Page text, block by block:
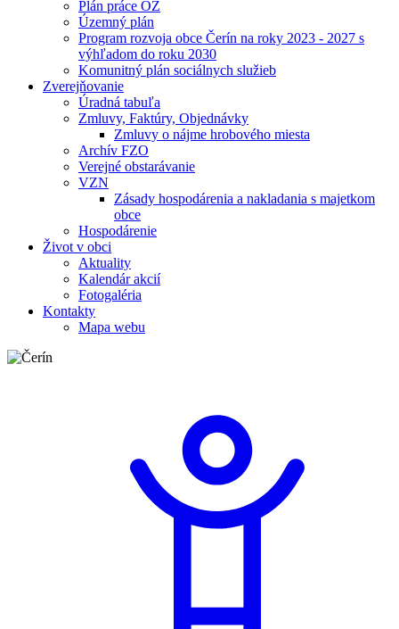
Plán práce OZ
Územný plán
Program rozvoja obce Čerín na roky 2023 - 2027 s
výhľadom do roku 2030
Komunitný plán sociálnych služieb
Zverejňovanie
Úradná tabuľa
Zmluvy, Faktúry, Objednávky
Zmluvy o nájme hrobového miesta
Archív FZO
Verejné obstarávanie
VZN
Zásady hospodárenia a nakladania s majetkom
obce
Hospodárenie
Život v obci
Aktuality
Kalendár akcií
Fotogaléria
Kontakty
Mapa webu